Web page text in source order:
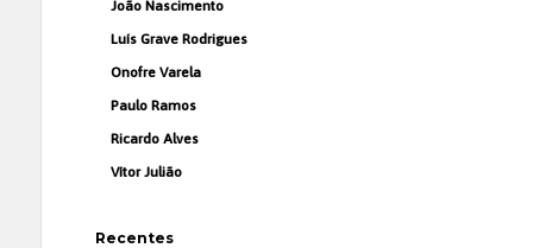
João Nascimento
Luís Grave Rodrigues
Onofre Varela
Paulo Ramos
Ricardo Alves
Vítor Julião
Recentes